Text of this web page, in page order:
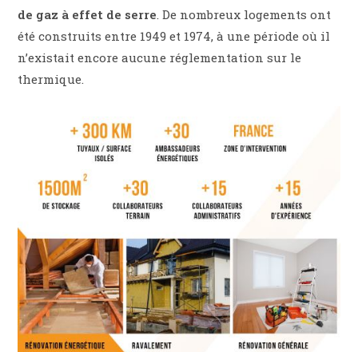
de gaz à effet de serre . De nombreux logements ont
été construits entre 1949 et 1974, à une période où il
n’existait encore aucune réglementation sur le
thermique.